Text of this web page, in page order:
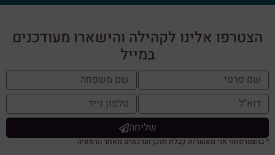
הצטרפו אלינו לקהילה והישארו מעודכנים
במייל
שליחה
* בהצטרפותי אני מאשר/ת קבלת תוכן ועדכונים מאתר הרמוניה